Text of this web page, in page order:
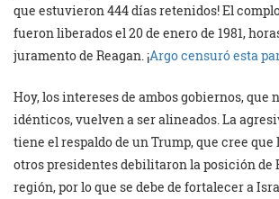
que estuvieron 444 días retenidos! El
fueron liberados el 20 de enero de 1981,
juramento de Reagan. ¡Argo censuró esta
Hoy, los intereses de ambos gobiernos, que
idénticos, vuelven a ser alineados. La
tiene el respaldo de un Trump, que cree que
otros presidentes debilitaron la posición de
región, por lo que se debe de fortalecer a